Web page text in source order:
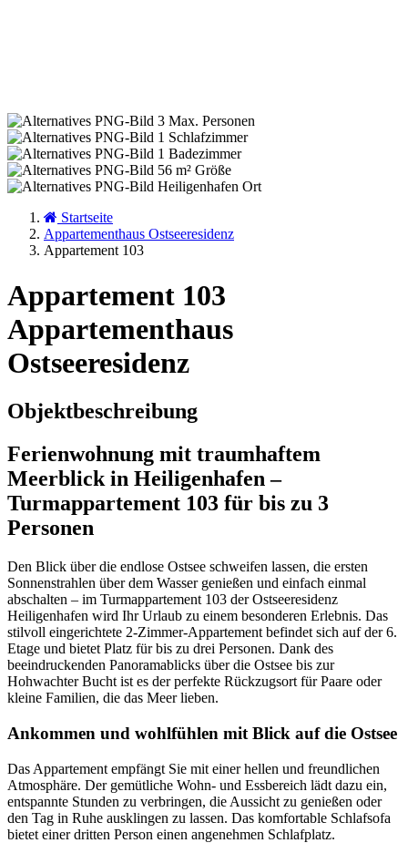
3 Max. Personen
1 Schlafzimmer
1 Badezimmer
56 m² Größe
Heiligenhafen Ort
Startseite
Appartementhaus Ostseeresidenz
Appartement 103
Appartement 103
Appartementhaus
Ostseeresidenz
Objektbeschreibung
Ferienwohnung mit traumhaftem
Meerblick in Heiligenhafen –
Turmappartement 103 für bis zu 3
Personen
Den Blick über die endlose Ostsee schweifen lassen, die ersten
Sonnenstrahlen über dem Wasser genießen und einfach einmal
abschalten – im Turmappartement 103 der Ostseeresidenz
Heiligenhafen wird Ihr Urlaub zu einem besonderen Erlebnis. Das
stilvoll eingerichtete 2-Zimmer-Appartement befindet sich auf der 6.
Etage und bietet Platz für bis zu drei Personen. Dank des
beeindruckenden Panoramablicks über die Ostsee bis zur
Hohwachter Bucht ist es der perfekte Rückzugsort für Paare oder
kleine Familien, die das Meer lieben.
Ankommen und wohlfühlen mit Blick auf die Ostsee
Das Appartement empfängt Sie mit einer hellen und freundlichen
Atmosphäre. Der gemütliche Wohn- und Essbereich lädt dazu ein,
entspannte Stunden zu verbringen, die Aussicht zu genießen oder
den Tag in Ruhe ausklingen zu lassen. Das komfortable Schlafsofa
bietet einer dritten Person einen angenehmen Schlafplatz.